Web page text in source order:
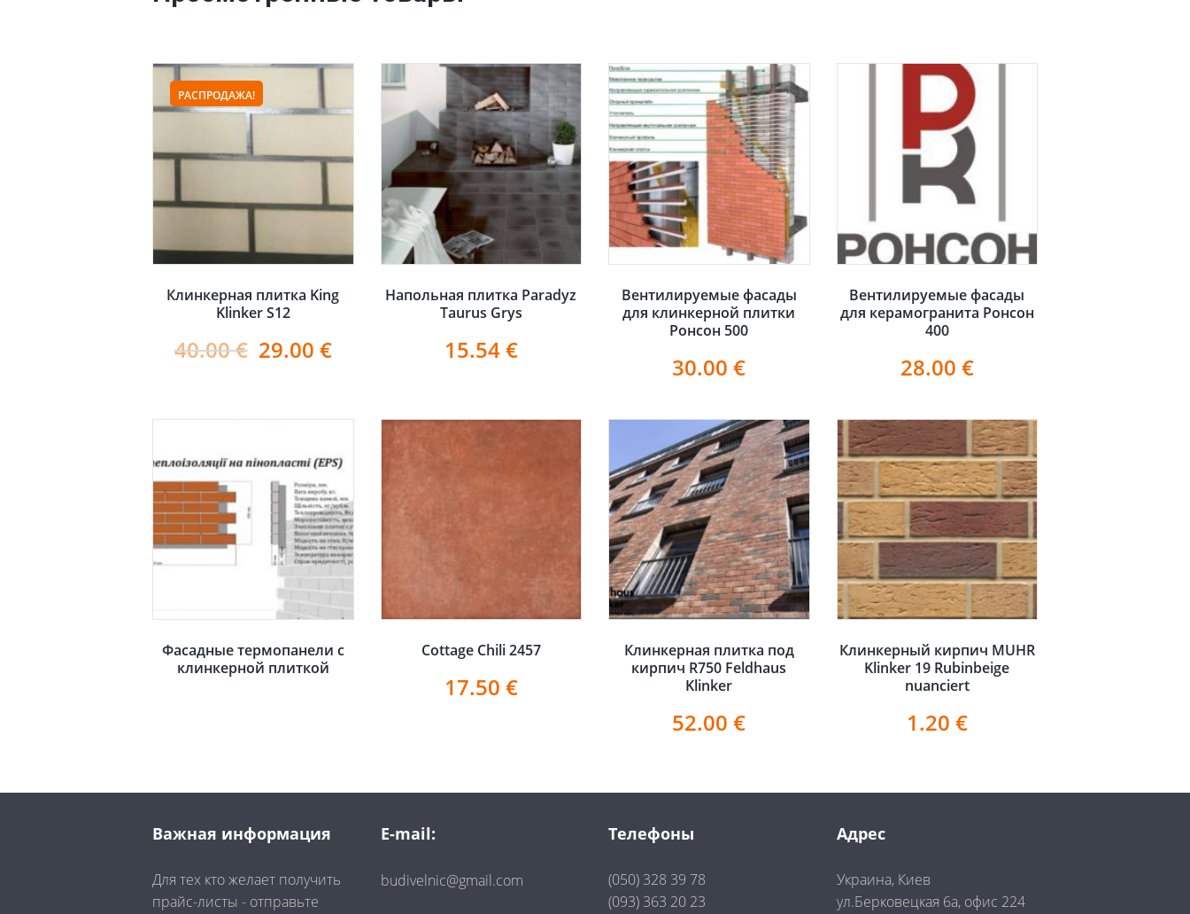
РАСПРОДАЖА!
Клинкерная плитка King
Klinker S12
40.00€ 29.00 €
Напольная плитка Paradyz
Taurus Grys
15.54€
Вентилируемые фасады
для клинкерной плитки
Ронсон 500
30.00€
Вентилируемые фасады
для керамогранита Ронсон
400
28.00 €
Фасадные термопанели с
клинкерной плиткой
Cottage Chili 2457
17.50 €
Клинкерная плитка под
кирпич R750 Feldhaus
Klinker
52.00€
Клинкерный кирпич MUHR
Klinker 19 Rubinbeige
nuanciert
1.20 €
Важная информация
Для тех кто желает получить
прайс-листы - отправьте
E-mail:
budivelnic@gmail.com
Телефоны
(050) 328 39 78
(093) 363 20 23
Адрес
Украина, Киев
ул.Берковецкая 6а, офис 224